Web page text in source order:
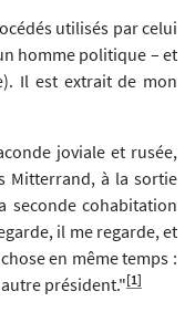
utilisés par celui
homme politique – et
Il est extrait de mon
joviale et rusée,
Mitterrand, à la sortie
seconde cohabitation
il me regarde, et
en même temps :
président."[1]